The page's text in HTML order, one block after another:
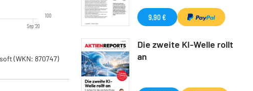
Sep '20
100
(WKN: 870747)
9,90 €
Die zweite KI-Welle rollt
an